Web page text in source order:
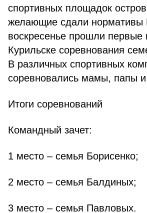
спортивных площадок
желающие сдали нормативы
воскресенье прошли
Курильске соревнования
В различных спортивных
соревновались мамы, папы и
Итоги соревнований
Командный зачет:
1 место – семья Борисенко;
2 место – семья Балдиных;
3 место – семья Павловых.